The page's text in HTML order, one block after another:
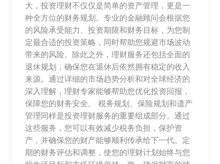
大，投资理财不仅仅是简单的资产管理，更是一
种全方位的财务规划。专业的金融顾问会根据您
的风险承受能力、投资期限和财务目标，为您制
定最合适的投资策略，同时帮助您规避市场波动
带来的风险。除此之外，理财服务还包括全面的
退休规划，确保您在退休后依然拥有稳定的收入
来源。通过详细的市场趋势分析和对全球经济的
深入理解，理财专家能够帮助您优化投资回报，
保障您的财务安全。 税务规划、保险规划和遗产
管理同样是投资理财服务的重要组成部分。通过
这些服务，您可以有效减少税务负担，保护资
产，并确保您的财产能够顺利传承给下一代。定
期的财务评估和调整，使您的理财计划始终与您